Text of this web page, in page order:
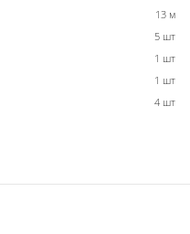
13 м
5 шт
1 шт
1 шт
4 шт